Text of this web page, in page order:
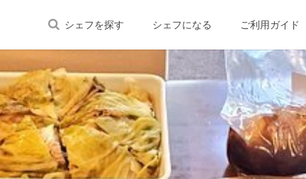
シェフを探す シェフになる ご利用ガイド